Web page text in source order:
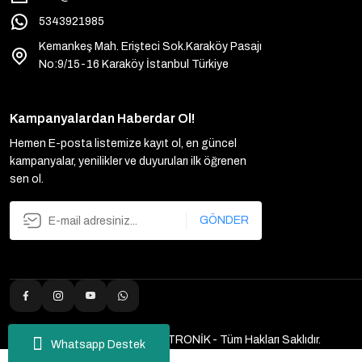
Whatsapp Destek
5343921985
Kemankeş Mah. Erişteci Sok.Karaköy Pasajı
No:9/15-16 Karaköy İstanbul Türkiye
Kampanyalardan Haberdar Ol!
Hemen E-posta listemize kayıt ol, en güncel
kampanyalar, yenilikler ve duyuruları ilk öğrenen
sen ol.
GÖNDER
2025 Copyright ULUTAŞ ELEKTRONİK - Tüm Hakları Saklıdır.